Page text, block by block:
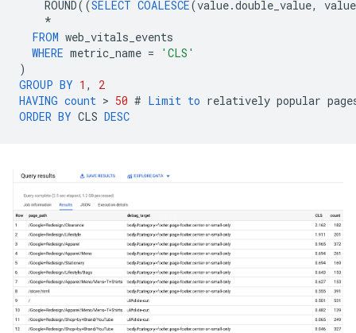
ROUND((SELECT COALESCE(value.double_value,
value
*
FROM web_vitals_events
WHERE metric_name =
'CLS'
)
GROUP BY 1 ,
2
HAVING count > 50 # Limit to relatively popular
ORDER BY CLS DESC